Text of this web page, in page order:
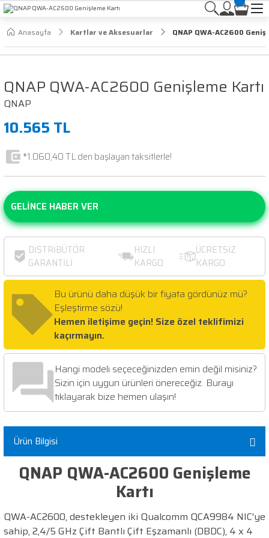
Anasayfa Kartlar ve Aksesuarlar QNAP QWA-AC2600
QNAP QWA-AC2600 Genişleme Kartı
QNAP
10.565 TL
*1.060,40 TL den başlayan taksitlerle!
GELİNCE HABER VER
DİSTRİBÜTÖR
GARANTİLİ
HIZLI
KARGO
ÜCRETSİZ
KARGO
Bu ürünü daha düşük bir fiyata gördünüz mü?
Eşleştirme sözü!
Hemen iletişime geçin! Size özel teklifimizi
kaçırmayın.
Hangi modeli seçeceğinizden emin değil misiniz?
Sizin için uygun ürünleri önereceğiz. Burayı
tıklayarak bize hemen ulaşın!
Ürün Bilgisi
QNAP QWA-AC2600 Genişleme
Kartı
QWA-AC2600, destekleyen iki Qualcomm QCA9984 NIC'ye
sahip, 2,4/5 GHz Çift Bantlı Çift Eşzamanlı (DBDC), 4 x 4